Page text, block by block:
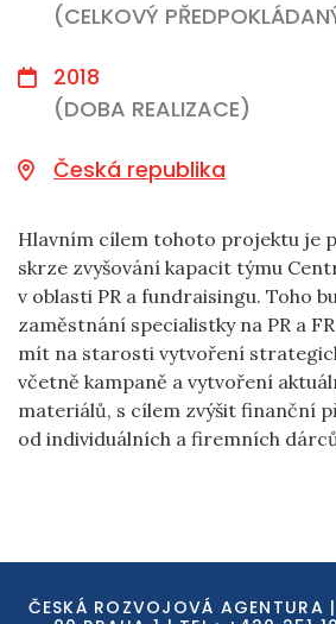
(CELKOVÝ
2018
(DOBA REALIZACE)
Česká republika
Hlavním cílem tohoto projektu je
skrze zvyšování kapacit týmu
v oblasti PR a fundraisingu. Toho
zaměstnání specialistky na PR a
mít na starosti vytvoření
včetně kampaně a vytvoření
materiálů, s cílem zvýšit finanční
od individuálních a firemních
ČESKÁ ROZVOJOVÁ AGENTURA